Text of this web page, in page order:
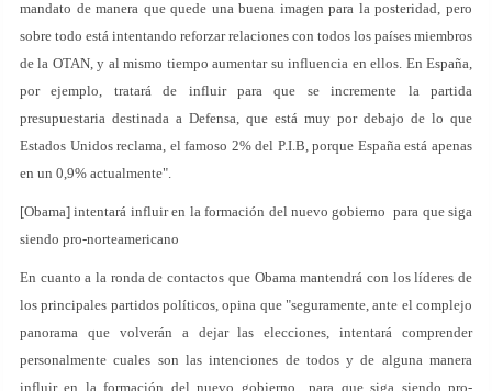
mandato de manera que quede una buena imagen para la posteridad, pero
sobre todo está intentando reforzar relaciones con todos los países miembros
de la OTAN, y al mismo tiempo aumentar su influencia en ellos. En España,
por ejemplo, tratará de influir para que se incremente la partida
presupuestaria destinada a Defensa, que está muy por debajo de lo que
Estados Unidos reclama, el famoso 2% del P.I.B, porque España está apenas
en un 0,9% actualmente".
[Obama] intentará influir en la formación del nuevo gobierno para que siga
siendo pro-norteamericano
En cuanto a la ronda de contactos que Obama mantendrá con los líderes de
los principales partidos políticos, opina que "seguramente, ante el complejo
panorama que volverán a dejar las elecciones, intentará comprender
personalmente cuales son las intenciones de todos y de alguna manera
influir en la formación del nuevo gobierno para que siga siendo pro-